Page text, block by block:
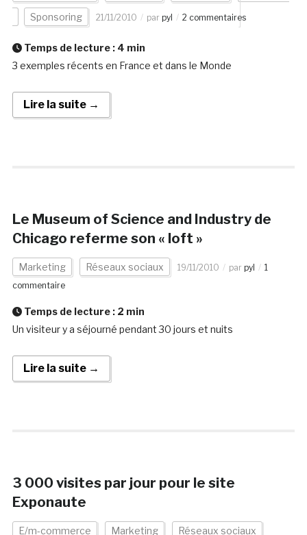
Sponsoring 21/11/2010 par pyl 2 commentaires
Temps de lecture : 4 min
3 exemples récents en France et dans le Monde
Lire la suite →
Le Museum of Science and Industry de
Chicago referme son « loft »
Marketing Réseaux sociaux 19/11/2010 par pyl
1
commentaire
Temps de lecture : 2 min
Un visiteur y a séjourné pendant 30 jours et nuits
Lire la suite →
3 000 visites par jour pour le site
Exponaute
E/m-commerce Marketing Réseaux sociaux